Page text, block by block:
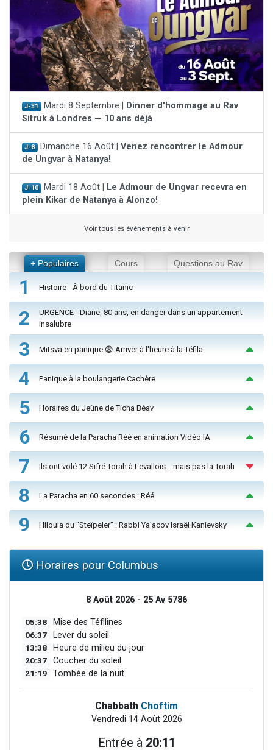
J-31 Mardi 8 Septembre |
Dinner d'hommage au Rav
Sitruk à Londres — 10 ans déjà
J-8 Dimanche 16 Août | Venez rencontrer le Admour
de Ungvar à Natanya!
J-10 Mardi 18 Août |
Le Admour de Ungvar recevra en
plein Kikar de Natanya à Alonzo!
Voir tous les événements à venir
+ Populaires Cours Questions au Rav
1 Histoire - À bord du Titanic
2
URGENCE - Diane, 80 ans, en danger dans un appartement
insalubre
3 Mitsva en panique 😨 Arriver à l'heure à la Téfila
4 Panique à la boulangerie Cachère
5 Horaires du Jeûne de Ticha Béav
6 Résumé de la Paracha Réé en animation Vidéo IA
7 Ils ont volé 12 Sifré Torah à Levallois… mais pas la Torah
8 La Paracha en 60 secondes : Réé
9 Hiloula du "Steïpeler" : Rabbi Ya’acov Israël Kanievsky
Horaires pour Columbus
8 Août 2026 - 25 Av 5786
05:38 Mise des Téfilines
06:37 Lever du soleil
13:38 Heure de milieu du jour
20:37 Coucher du soleil
21:19 Tombée de la nuit
Chabbath Choftim
Vendredi 14 Août 2026
Entrée à 20:11